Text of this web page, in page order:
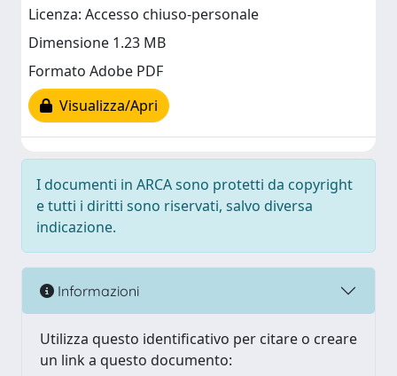
Licenza: Accesso chiuso-personale
Dimensione 1.23 MB
Formato Adobe PDF
Visualizza/Apri
I documenti in ARCA sono protetti da copyright
e tutti i diritti sono riservati, salvo diversa
indicazione.
Informazioni
Utilizza questo identificativo per citare o creare
un link a questo documento: